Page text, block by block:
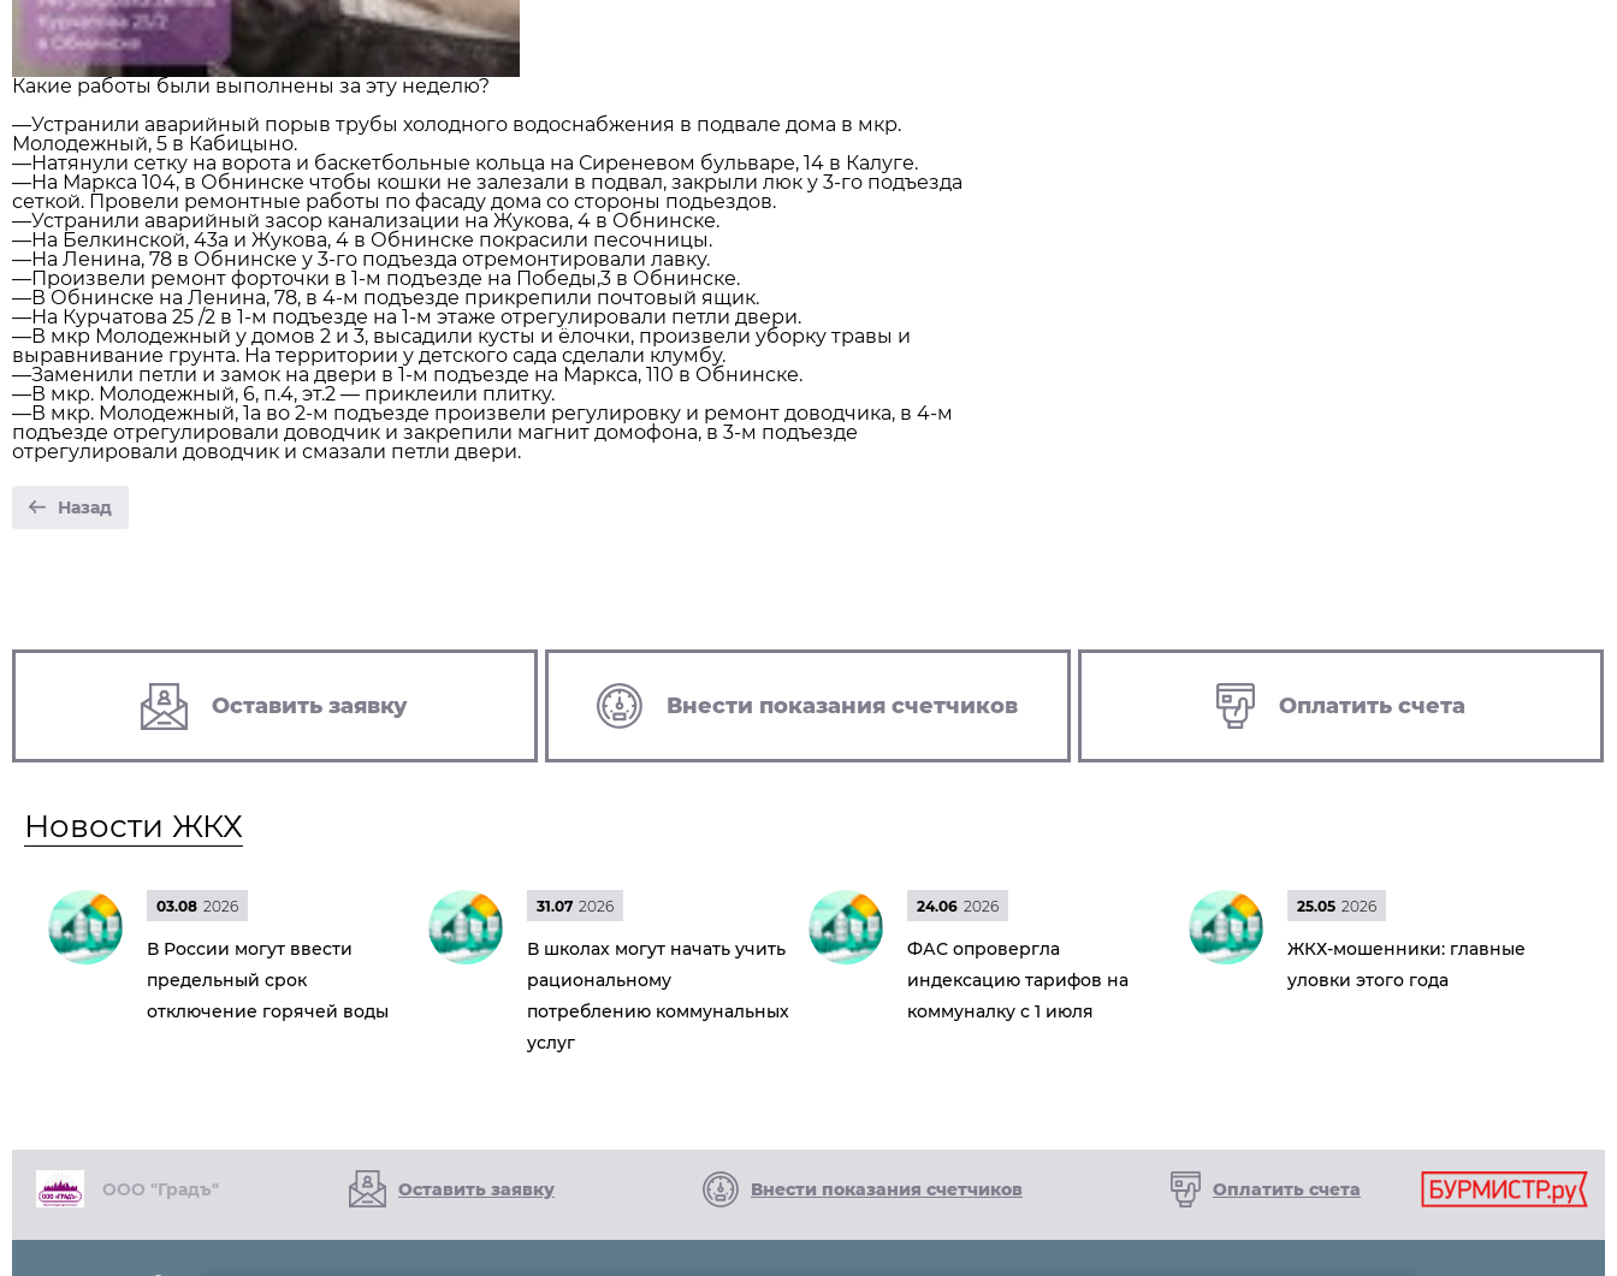
Какие работы были выполнены за эту неделю?
—Устранили аварийный порыв трубы холодного водоснабжения в подвале дома в мкр.
Молодежный, 5 в Кабицыно.
—Натянули сетку на ворота и баскетбольные кольца на Сиреневом бульваре, 14 в Калуге.
—На Маркса 104, в Обнинске чтобы кошки не залезали в подвал, закрыли люк у 3-го подъезда
сеткой. Провели ремонтные работы по фасаду дома со стороны подьездов.
—Устранили аварийный засор канализации на Жукова, 4 в Обнинске.
—На Белкинской, 43а и Жукова, 4 в Обнинске покрасили песочницы.
—На Ленина, 78 в Обнинске у 3-го подъезда отремонтировали лавку.
—Произвели ремонт форточки в 1-м подъезде на Победы,3 в Обнинске.
—В Обнинске на Ленина, 78, в 4-м подъезде прикрепили почтовый ящик.
—На Курчатова 25 /2 в 1-м подъезде на 1-м этаже отрегулировали петли двери.
—В мкр Молодежный у домов 2 и 3, высадили кусты и ёлочки, произвели уборку травы и
выравнивание грунта. На территории у детского сада сделали клумбу.
—Заменили петли и замок на двери в 1-м подъезде на Маркса, 110 в Обнинске.
—В мкр. Молодежный, 6, п.4, эт.2 — приклеили плитку.
—В мкр. Молодежный, 1а во 2-м подъезде произвели регулировку и ремонт доводчика, в 4-м
подъезде отрегулировали доводчик и закрепили магнит домофона, в 3-м подъезде
отрегулировали доводчик и смазали петли двери.
Назад
Оставить заявку Внести показания счетчиков Оплатить счета
Новости ЖКХ
03.08 2026
В России могут ввести
предельный срок
отключение горячей воды
31.07 2026
В школах могут начать учить
рациональному
потреблению коммунальных
услуг
24.06 2026
ФАС опровергла
индексацию тарифов на
коммуналку с 1 июля
25.05 2026
ЖКХ-мошенники: главные
уловки этого года
ООО "Градъ" Оставить заявку Внести показания счетчиков Оплатить счета